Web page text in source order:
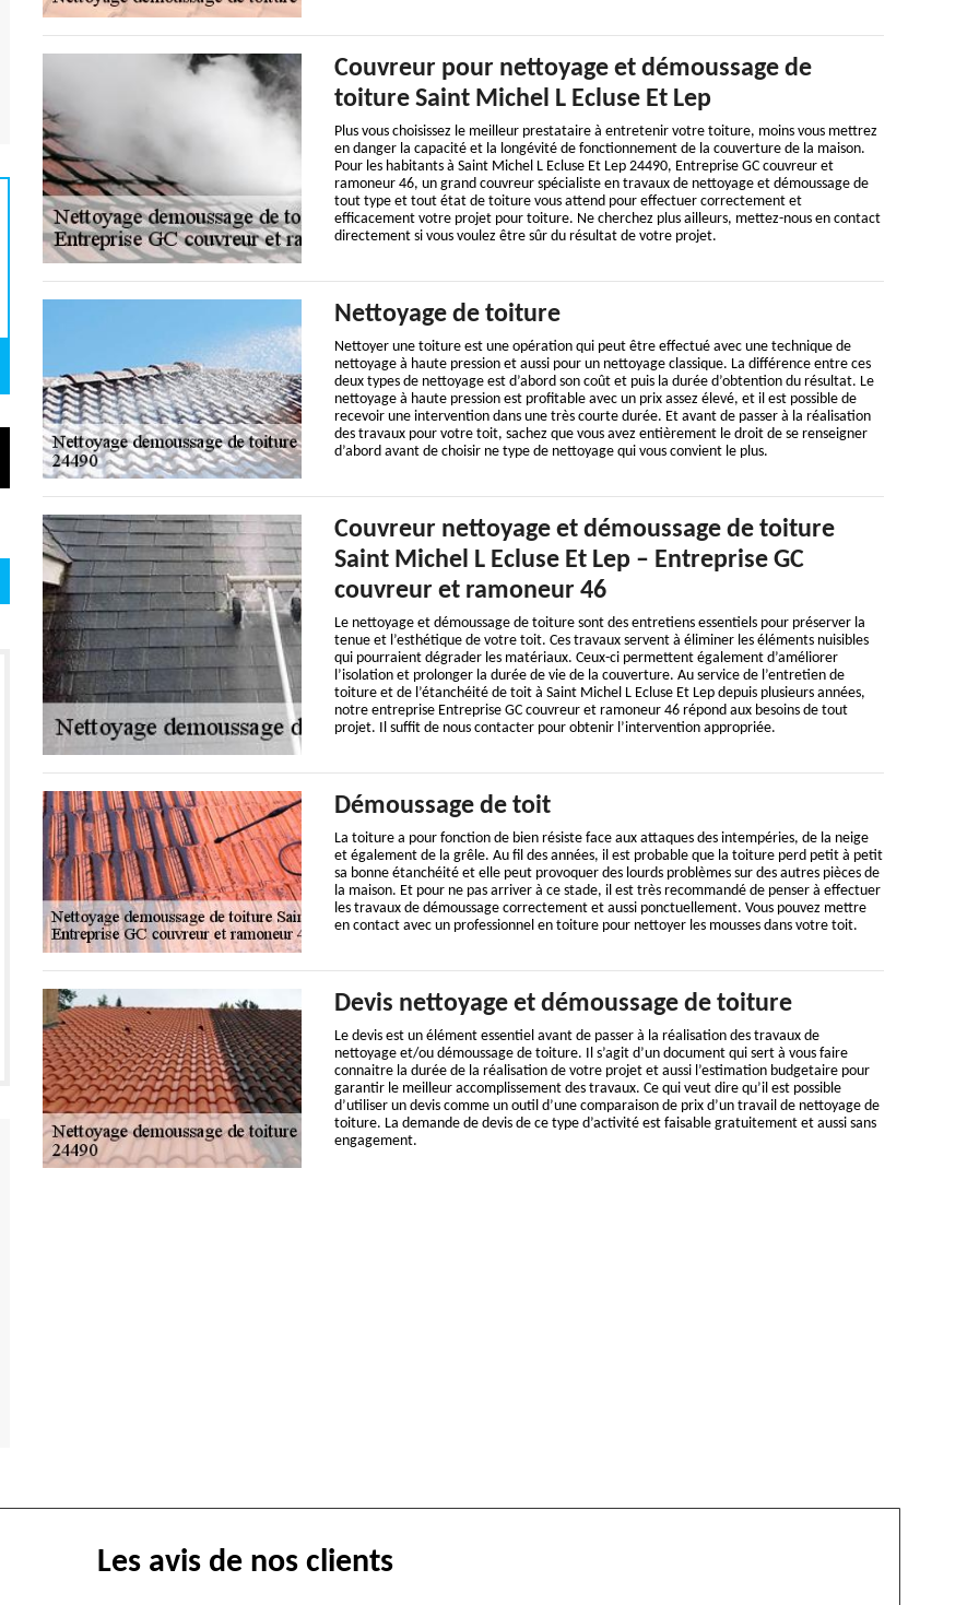
Couvreur pour nettoyage et démoussage de
toiture Saint Michel L Ecluse Et Lep
Plus vous choisissez le meilleur prestataire à entretenir votre toiture, moins vous mettrez
en danger la capacité et la longévité de fonctionnement de la couverture de la maison.
Pour les habitants à Saint Michel L Ecluse Et Lep 24490, Entreprise GC couvreur et
ramoneur 46, un grand couvreur spécialiste en travaux de nettoyage et démoussage de
tout type et tout état de toiture vous attend pour effectuer correctement et
efficacement votre projet pour toiture. Ne cherchez plus ailleurs, mettez-nous en contact
directement si vous voulez être sûr du résultat de votre projet.
Nettoyage de toiture
Nettoyer une toiture est une opération qui peut être effectué avec une technique de
nettoyage à haute pression et aussi pour un nettoyage classique. La différence entre ces
deux types de nettoyage est d’abord son coût et puis la durée d’obtention du résultat. Le
nettoyage à haute pression est profitable avec un prix assez élevé, et il est possible de
recevoir une intervention dans une très courte durée. Et avant de passer à la réalisation
des travaux pour votre toit, sachez que vous avez entièrement le droit de se renseigner
d’abord avant de choisir ne type de nettoyage qui vous convient le plus.
Couvreur nettoyage et démoussage de toiture
Saint Michel L Ecluse Et Lep – Entreprise GC
couvreur et ramoneur 46
Le nettoyage et démoussage de toiture sont des entretiens essentiels pour préserver la
tenue et l’esthétique de votre toit. Ces travaux servent à éliminer les éléments nuisibles
qui pourraient dégrader les matériaux. Ceux-ci permettent également d’améliorer
l’isolation et prolonger la durée de vie de la couverture. Au service de l’entretien de
toiture et de l’étanchéité de toit à Saint Michel L Ecluse Et Lep depuis plusieurs années,
notre entreprise Entreprise GC couvreur et ramoneur 46 répond aux besoins de tout
projet. Il suffit de nous contacter pour obtenir l’intervention appropriée.
Démoussage de toit
La toiture a pour fonction de bien résiste face aux attaques des intempéries, de la neige
et également de la grêle. Au fil des années, il est probable que la toiture perd petit à petit
sa bonne étanchéité et elle peut provoquer des lourds problèmes sur des autres pièces de
la maison. Et pour ne pas arriver à ce stade, il est très recommandé de penser à effectuer
les travaux de démoussage correctement et aussi ponctuellement. Vous pouvez mettre
en contact avec un professionnel en toiture pour nettoyer les mousses dans votre toit.
Devis nettoyage et démoussage de toiture
Le devis est un élément essentiel avant de passer à la réalisation des travaux de
nettoyage et/ou démoussage de toiture. Il s’agit d’un document qui sert à vous faire
connaitre la durée de la réalisation de votre projet et aussi l’estimation budgetaire pour
garantir le meilleur accomplissement des travaux. Ce qui veut dire qu’il est possible
d’utiliser un devis comme un outil d’une comparaison de prix d’un travail de nettoyage de
toiture. La demande de devis de ce type d’activité est faisable gratuitement et aussi sans
engagement.
Les avis de nos clients